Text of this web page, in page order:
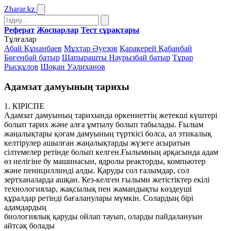
Zharar.kz
Реферат Жоспарлар Тест сұрақтары
Тұлғалар
Абай Құнанбаев Мұхтар Әуезов Қаракерей Қабанбай
Бөгенбай батыр Шапырашты Наурызбай батыр Тұрар
Рысқұлов Шоқан Уәлиханов
Адамзат дамуының тарихы
1. КІРІСПЕ
Адамзат дамуының тарихында өркениеттің жетекші күштері
болып тарих және алға ұмтылу болып табылады. Ғылым
жаңалықтары қоғам дамуының түрткісі болса, ал этикалық
келтірулер ашылған жаңалықтарды жүзеге асыратын
сілтемелер ретінде болып келген.Ғылымның арқасында адам
өз иелігіне бу машинасын, ядролы реакторды, компьютер
және пенициллинді алды. Қаруды сол ғалымдар, сол
зертханаларда ашқан. Кез-келген ғылыми жетістіктер екілі
технологиялар, жақсылық пен жамандықты көздеуші
құралдар ретінді бағаланулары мүмкін. Солардың бірі
адамдардың
биологиялық қаруды ойлап тауып, оларды пайдалануын
айтсақ болады